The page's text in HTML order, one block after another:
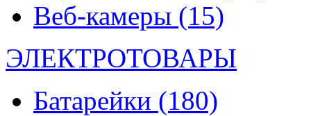
Веб-камеры (15)
ЭЛЕКТРОТОВАРЫ
Батарейки (180)